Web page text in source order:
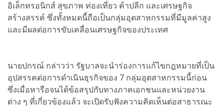
อิเล็กทรอนิกส์ สุขภาพ ท่องเที่ยว ค้าปลีก และเศรษฐกิจ
สร้างสรรค์ ซึ่งทั้งหมดนี้ถือเป็นกลุ่มอุตสาหกรรมที่มีมูลค่าสูง
และมีผลต่อการขับเคลื่อนเศรษฐกิจของประเทศ
นายปกรณ์ กล่าวว่า รัฐบาลจะนำร่องการแก้ไขกฎหมายที่เป็น
อุปสรรคต่อการดำเนินธุรกิจของ 7 กลุ่มอุตสาหกรรมนี้ก่อน
ซึ่งเมื่อหารือจนได้ข้อสรุปกับทางภาคเอกชนและหน่วยงาน
ต่าง ๆ ที่เกี่ยวข้องแล้ว จะเปิดรับฟังความคิดเห็นต่อสาธารณะ